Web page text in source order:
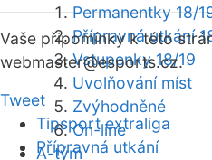
Permanentky 18/
Přípravná utkání
Vstupenky 18/19
Uvolňování míst
Zvýhodněné
On-line
A-tým
Vaše připomínky k této
webmaster@esports.cz.
Tweet
Tipsport extraliga
Přípravná utkání